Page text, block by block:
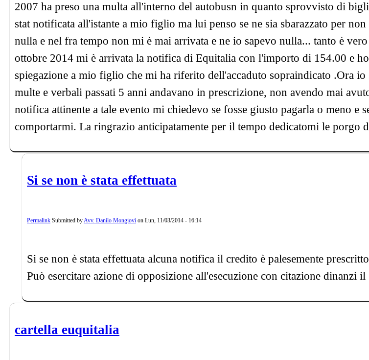
2007 ha preso una multa all'interno del autobusn in quanto sprovvisto di
stat notificata all'istante a mio figlio ma lui penso se ne sia sbarazzato per
nulla e nel fra tempo non mi è mai arrivata e ne io sapevo nulla... tanto è
ottobre 2014 mi è arrivata la notifica di Equitalia con l'importo di 154.00 e
spiegazione a mio figlio che mi ha riferito dell'accaduto sopraindicato .Ora io
multe e verbali passati 5 anni andavano in prescrizione, non avendo mai
notifica attinente a tale evento mi chiedevo se fosse giusto pagarla o meno e
comportarmi. La ringrazio anticipatamente per il tempo dedicatomi le porgo
Si se non è stata effettuata
Permalink Submitted byAvv. Danilo Mongiovì on Lun, 11/03/2014 - 16:14
Si se non è stata effettuata alcuna notifica il credito è palesemente
Può esercitare azione di opposizione all'esecuzione con citazione dinanzi
cartella euquitalia